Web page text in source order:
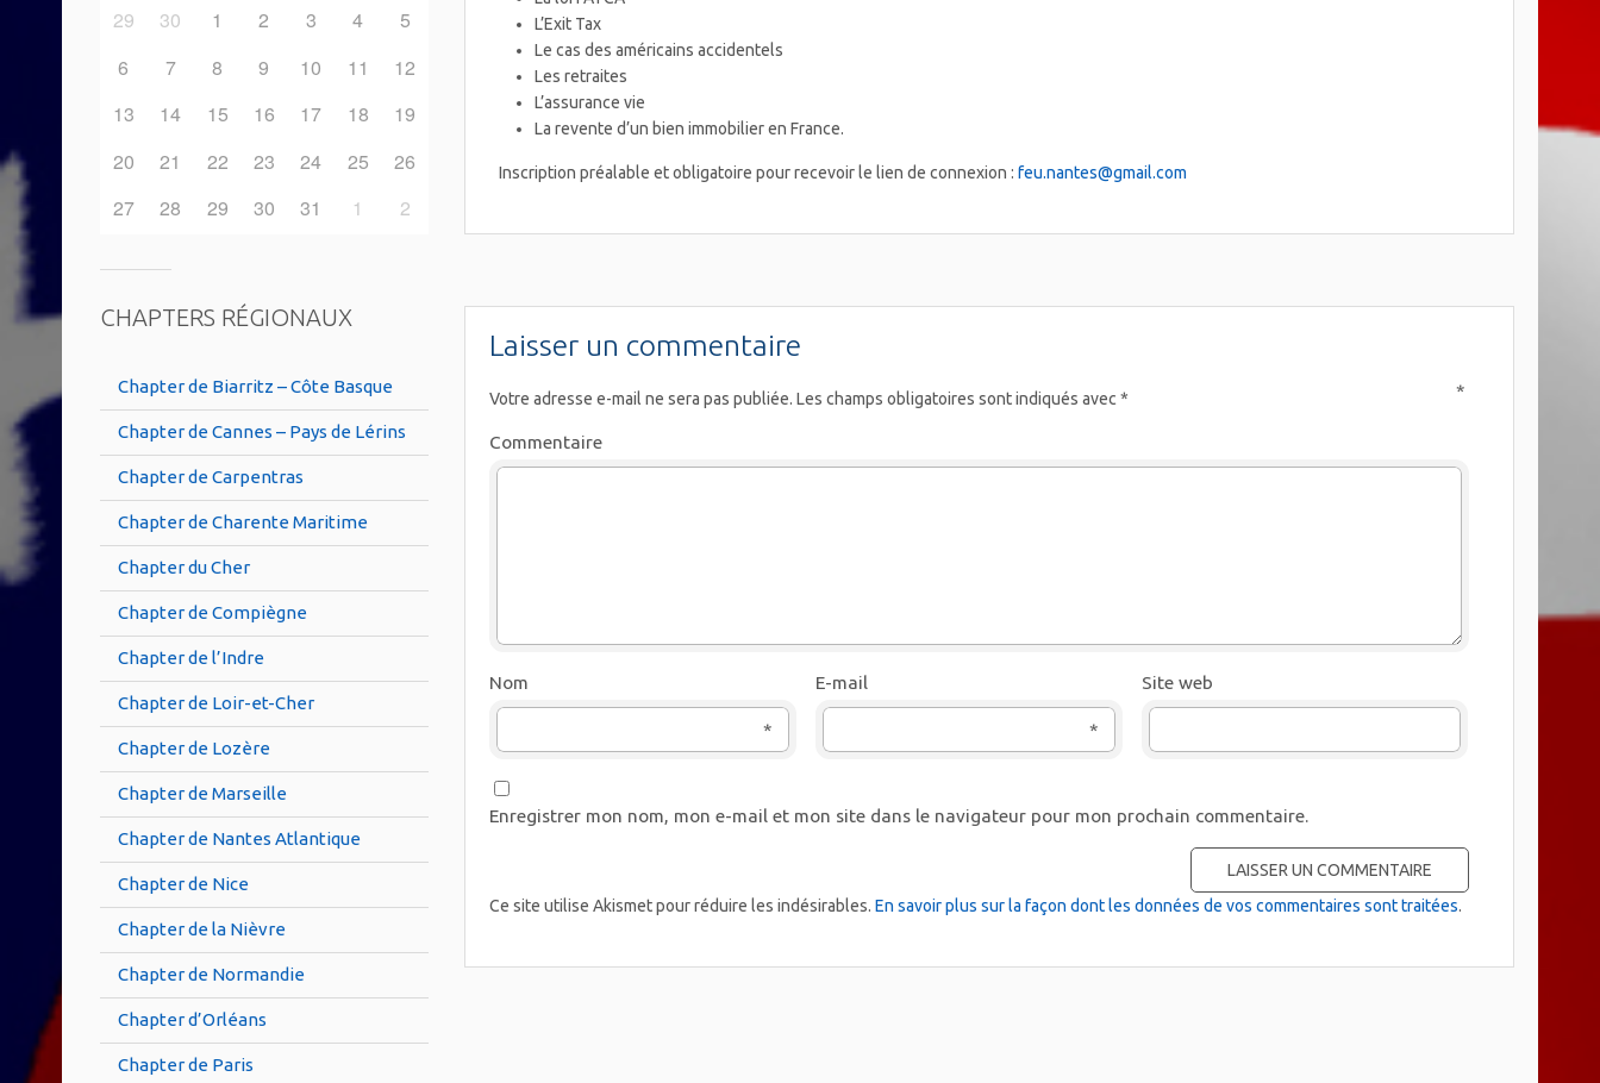
L’Exit Tax
Le cas des américains accidentels
Les retraites
L’assurance vie
La revente d’un bien immobilier en France.
Inscription préalable et obligatoire pour recevoir le lien de connexion :feu.nantes@gmail.com
Laisser un commentaire
Votre adresse e-mail ne sera pas publiée. Les champs obligatoires sont indiqués avec *
Commentaire
*
Nom
*
E-mail
*
Site web
Enregistrer mon nom, mon e-mail et mon site dans le navigateur pour mon prochain commentaire.
Ce site utilise Akismet pour réduire les indésirables. En savoir plus sur la façon dont les données de vos commentaires sont traitées.
29
30 1 2 3 4
5
6
7 8 9 10 11
12
13
14 15 16 17 18
19
20
21 22 23 24 25
26
27
28 29 30 31 1 2
CHAPTERS RÉGIONAUX
Chapter de Biarritz – Côte Basque
Chapter de Cannes – Pays de Lérins
Chapter de Carpentras
Chapter de Charente Maritime
Chapter du Cher
Chapter de Compiègne
Chapter de l’Indre
Chapter de Loir-et-Cher
Chapter de Lozère
Chapter de Marseille
Chapter de Nantes Atlantique
Chapter de Nice
Chapter de la Nièvre
Chapter de Normandie
Chapter d’Orléans
Chapter de Paris